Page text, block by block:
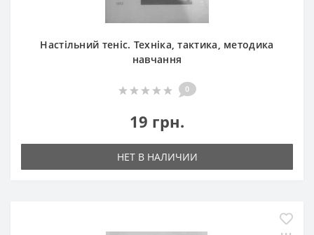
Настільний теніс. Техніка, тактика, методика
навчання
0
19 грн.
НЕТ В НАЛИЧИИ